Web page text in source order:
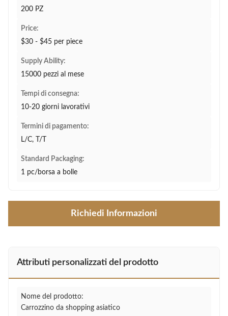
200 PZ
Price:
$30 - $45 per piece
Supply Ability:
15000 pezzi al mese
Tempi di consegna:
10-20 giorni lavorativi
Termini di pagamento:
L/C, T/T
Standard Packaging:
1 pc/borsa a bolle
Richiedi Informazioni
Attributi personalizzati del prodotto
Nome del prodotto:
Carrozzino da shopping asiatico